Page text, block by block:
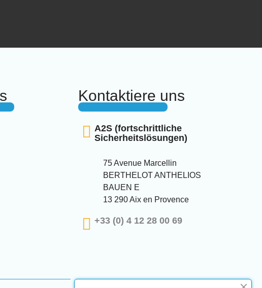
Kontaktiere uns
A2S (fortschrittliche
Sicherheitslösungen)
75 Avenue Marcellin
BERTHELOT ANTHELIOS
BAUEN E
13 290 Aix en Provence
+33 (0) 4 12 28 00 69